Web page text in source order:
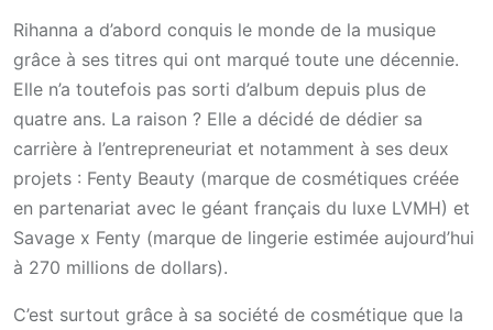
Rihanna a d’abord conquis le monde de la musique
grâce à ses titres qui ont marqué toute une décennie.
Elle n’a toutefois pas sorti d’album depuis plus de
quatre ans. La raison ? Elle a décidé de dédier sa
carrière à l’entrepreneuriat et notamment à ses deux
projets : Fenty Beauty (marque de cosmétiques créée
en partenariat avec le géant français du luxe LVMH) et
Savage x Fenty (marque de lingerie estimée aujourd’hui
à 270 millions de dollars).
C’est surtout grâce à sa société de cosmétique que la